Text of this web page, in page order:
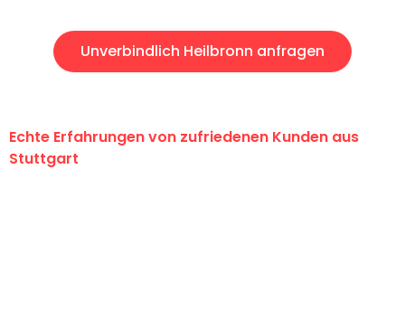
Unverbindlich Heilbronn anfragen
Echte Erfahrungen von zufriedenen Kunden aus
Stuttgart